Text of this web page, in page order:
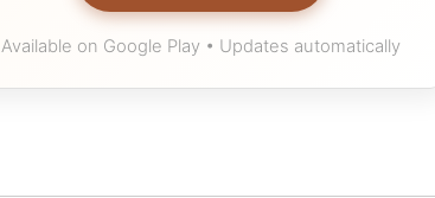
Available on Google Play • Updates automatically